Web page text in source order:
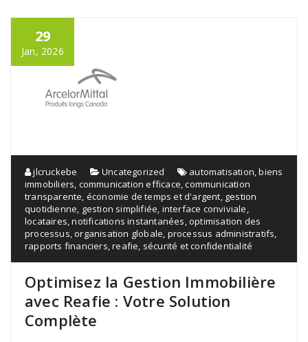
29
Jan, 2026
jlcruckebe Uncategorized automatisation ,biens
immobiliers communication efficace ,communication
transparente économie de temps et d'argent gestion
quotidienne gestion simplifiée interface conviviale
locataires ,notifications instantanées ,optimisation des
processus ,organisation globale processus administratifs
rapports financiers ,reafie sécurité et confidentialité
Optimisez la Gestion Immobilière
avec Reafie : Votre Solution
Complète